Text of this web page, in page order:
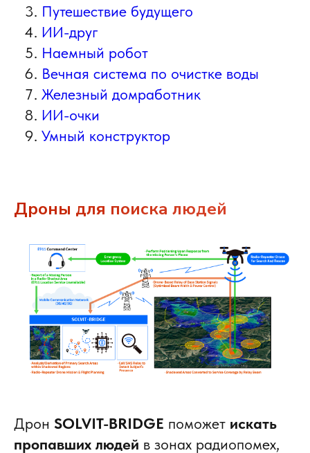
Путешествие будущего
ИИ-друг
Наемный робот
Вечная система по очистке воды
Железный домработник
ИИ-очки
Умный конструктор
Дроны для поиска людей
Дрон SOLVIT-BRIDGE поможет искать
пропавших людей в зонах радиопомех,